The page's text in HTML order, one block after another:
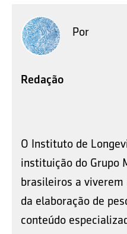
Por
Redação
O Instituto de
instituição do Grupo
brasileiros a
da elaboração de
conteúdo